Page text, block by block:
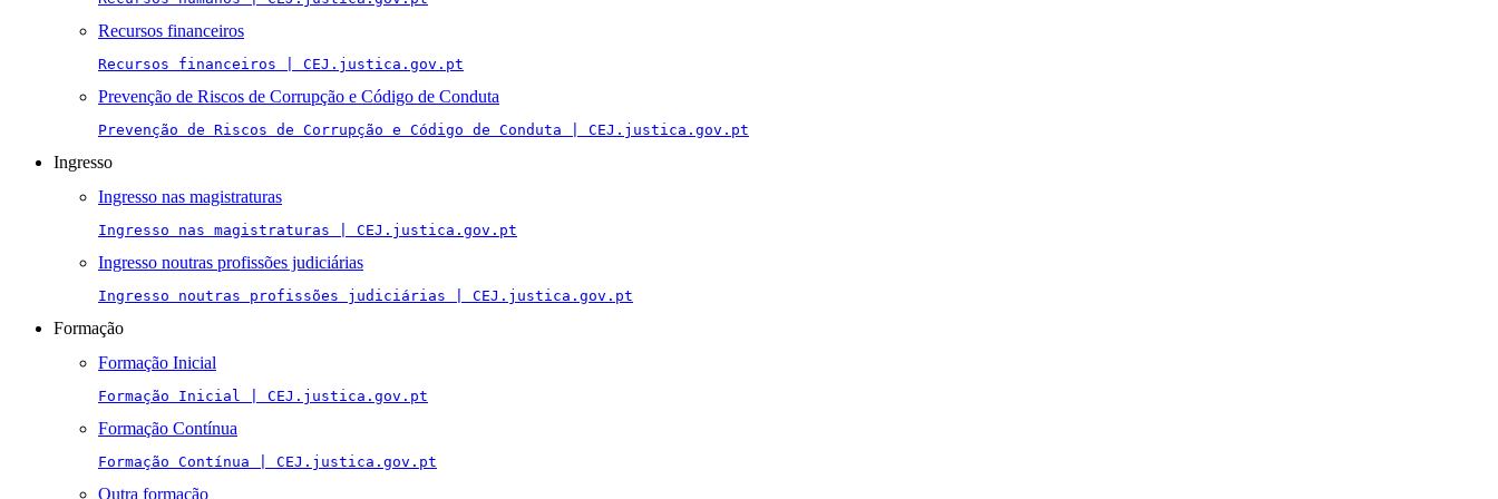
Recursos financeiros
Recursos financeiros | CEJ.justica.gov.pt
Prevenção de Riscos de Corrupção e Código de Conduta
Prevenção de Riscos de Corrupção e Código de Conduta | CEJ.justica.gov.pt
Ingresso
Ingresso nas magistraturas
Ingresso nas magistraturas | CEJ.justica.gov.pt
Ingresso noutras profissões judiciárias
Ingresso noutras profissões judiciárias | CEJ.justica.gov.pt
Formação
Formação Inicial
Formação Inicial | CEJ.justica.gov.pt
Formação Contínua
Formação Contínua | CEJ.justica.gov.pt
Outra formação